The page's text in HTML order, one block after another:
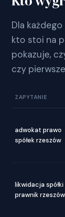
Dla
kto stoi na
pokazuje,
czy
ZAPYTANIE
adwokat prawo
spółek rzeszów
likwidacja spółki
prawnik rzeszów